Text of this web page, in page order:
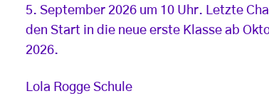
5. September 2026 um 10 Uhr. Letzte
den Start in die neue erste Klasse ab
2026.
Lola Rogge Schule